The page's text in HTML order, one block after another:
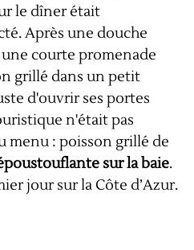
le dîner était
Après une douche
courte promenade
grillé dans un petit
d'ouvrir ses portes
n'était pas
menu : poisson grillé de
sur la baie.
jour sur la Côte d’Azur.